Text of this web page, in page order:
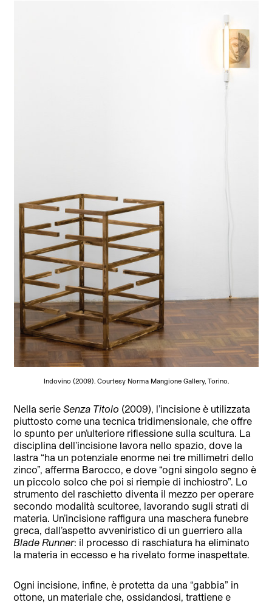
Indovino (2009). Courtesy Norma Mangione Gallery, Torino.
Nella serieSenza Titolo (2009), l’incisione è utilizzata
piuttosto come una tecnica tridimensionale, che offre
lo spunto per un’ulteriore riflessione sulla scultura. La
disciplina dell’incisione lavora nello spazio, dove la
lastra “ha un potenziale enorme nei tre millimetri dello
zinco”, afferma Barocco, e dove “ogni singolo segno è
un piccolo solco che poi si riempie di inchiostro”. Lo
strumento del raschietto diventa il mezzo per operare
secondo modalità scultoree, lavorando sugli strati di
materia. Un’incisione raffigura una maschera funebre
greca, dall’aspetto avveniristico di un guerriero alla
Blade Runner: il processo di raschiatura ha eliminato
la materia in eccesso e ha rivelato forme inaspettate.
Ogni incisione, infine, è protetta da una “gabbia” in
ottone, un materiale che, ossidandosi, trattiene e